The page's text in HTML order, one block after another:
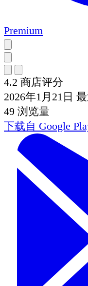
Premium
4.2 商店评分
2026年1月21日
49 浏览量
下载自 Google